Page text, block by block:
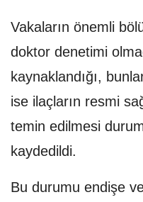
Vakaların önemli
doktor denetimi
kaynaklandığı,
ise ilaçların resmi
temin edilmesi
kaydedildi.
Bu durumu endişe